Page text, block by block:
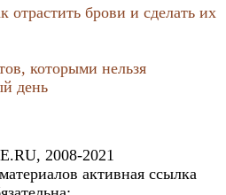
отрастить брови и сделать их
которыми нельзя
день
2008-2021
активная ссылка